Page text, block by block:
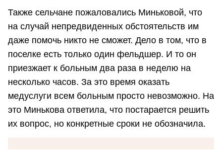
Также сельчане пожаловались Миньковой, что
на случай непредвиденных обстоятельств им
даже помочь никто не сможет. Дело в том, что в
поселке есть только один фельдшер. И то он
приезжает к больным два раза в неделю на
несколько часов. За это время оказать
медуслуги всем больным просто невозможно. На
это Минькова ответила, что постарается решить
их вопрос, но конкретные сроки не обозначила.